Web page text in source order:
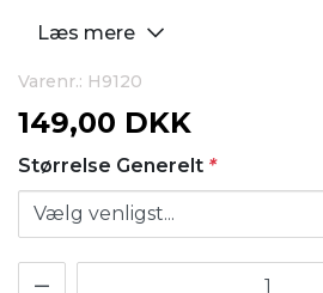
Læs mere
Varenr.: H9120
149,00 DKK
Størrelse Generelt *